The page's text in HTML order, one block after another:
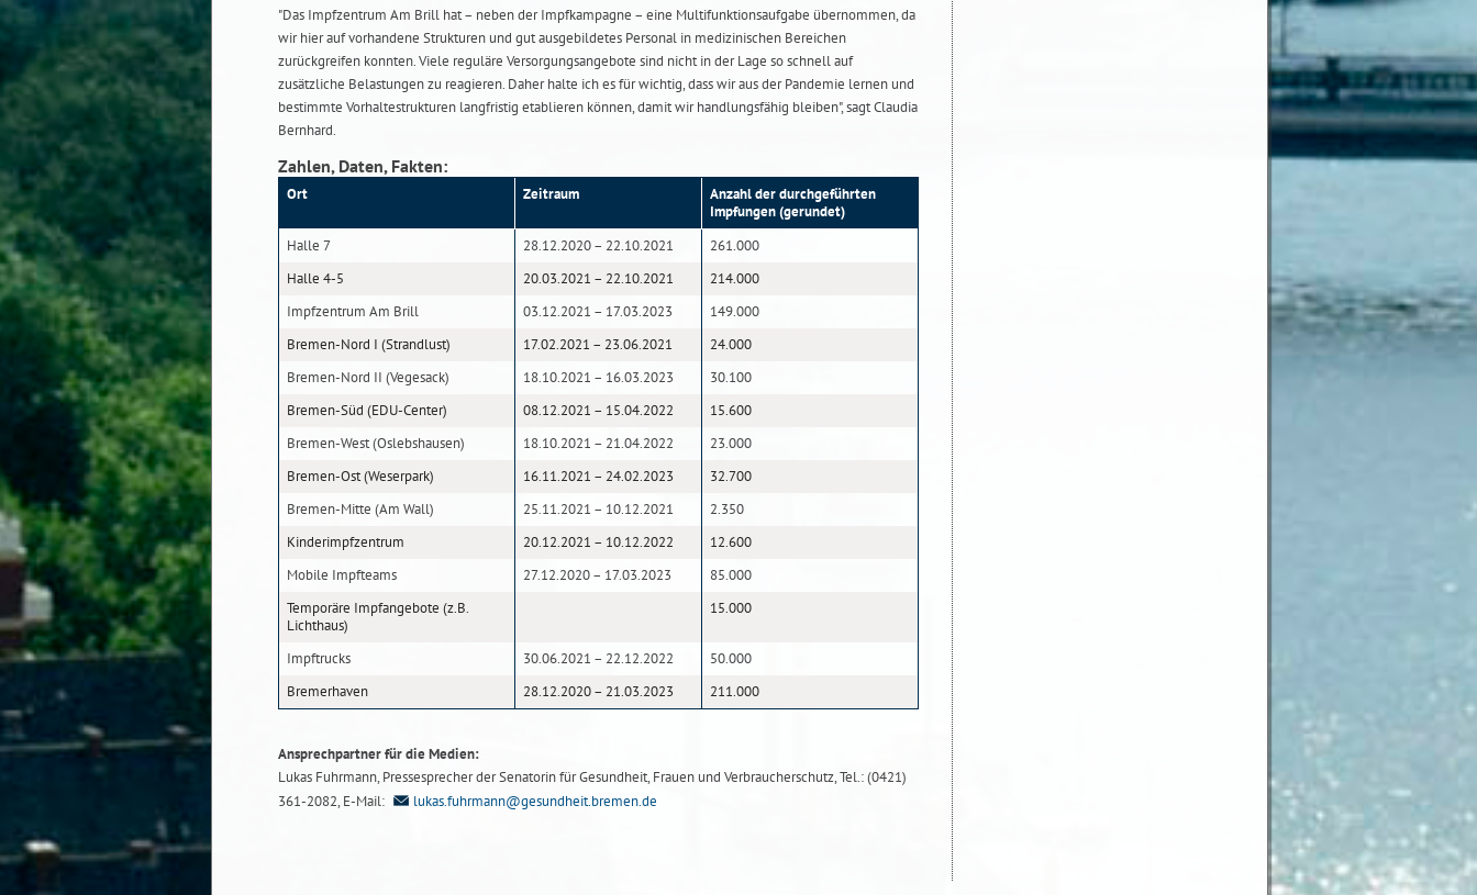
"Das Impfzentrum Am Brill hat – neben der Impfkampagne – eine Multifunktionsaufgabe übernommen, da
wir hier auf vorhandene Strukturen und gut ausgebildetes Personal in medizinischen Bereichen
zurückgreifen konnten. Viele reguläre Versorgungsangebote sind nicht in der Lage so schnell auf
zusätzliche Belastungen zu reagieren. Daher halte ich es für wichtig, dass wir aus der Pandemie lernen und
bestimmte Vorhaltestrukturen langfristig etablieren können, damit wir handlungsfähig bleiben", sagt Claudia
Bernhard.
Zahlen, Daten, Fakten:
Ort Zeitraum
Anzahl der durchgeführten
Impfungen (gerundet)
Halle 7
28.12.2020 – 22.10.2021
261.000
Halle 4-5
20.03.2021 – 22.10.2021
214.000
Impfzentrum Am Brill
03.12.2021 – 17.03.2023
149.000
Bremen-Nord I (Strandlust)
17.02.2021 – 23.06.2021
24.000
Bremen-Nord II (Vegesack)
18.10.2021 – 16.03.2023
30.100
Bremen-Süd (EDU-Center)
08.12.2021 – 15.04.2022
15.600
Bremen-West (Oslebshausen)
18.10.2021 – 21.04.2022
23.000
Bremen-Ost (Weserpark)
16.11.2021 – 24.02.2023
32.700
Bremen-Mitte (Am Wall)
25.11.2021 – 10.12.2021
2.350
Kinderimpfzentrum
20.12.2021 – 10.12.2022
12.600
Mobile Impfteams
27.12.2020 – 17.03.2023
85.000
Temporäre Impfangebote (z.B.
Lichthaus)
15.000
Impftrucks 30.06.2021 – 22.12.2022
50.000
Bremerhaven
28.12.2020 – 21.03.2023 211.000
Ansprechpartner für die Medien:
Lukas Fuhrmann, Pressesprecher der Senatorin für Gesundheit, Frauen und Verbraucherschutz, Tel.: (0421)
361-2082, E-Mail:
lukas.fuhrmann@gesundheit.bremen.de